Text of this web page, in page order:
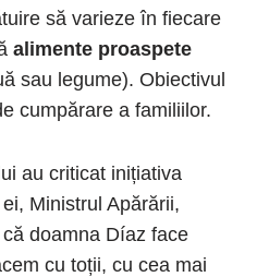
să varieze în fiecare
alimente proaspete
sau legume). Obiectivul
cumpărare a familiilor.
au criticat inițiativa
Ministrul Apărării,
doamna Díaz face
cu toții, cu cea mai